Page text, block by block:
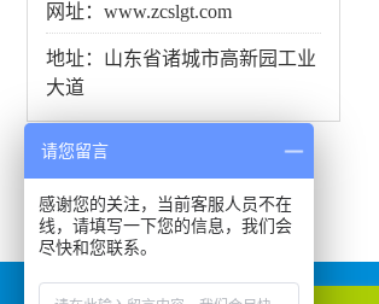
网址：www.zcslgt.com
地址：山东省诸城市高新园工业
大道
请您留言
感谢您的关注，当前客服人员不在
线，请填写一下您的信息，我们会
尽快和您联系。